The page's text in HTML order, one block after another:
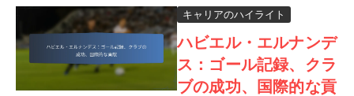
キャリアのハイライト
ハビエル・エルナンデ
ス：ゴール記録、クラ
ブの成功、国際的な貢